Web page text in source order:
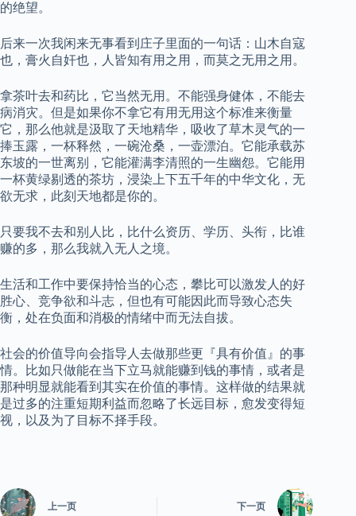
的绝望。
后来一次我闲来无事看到庄子里面的一句话：山木自寇
也，膏火自奸也，人皆知有用之用，而莫之无用之用。
拿茶叶去和药比，它当然无用。不能强身健体，不能去
病消灾。但是如果你不拿它有用无用这个标准来衡量
它，那么他就是汲取了天地精华，吸收了草木灵气的一
捧玉露，一杯释然，一碗沧桑，一壶漂泊。它能承载苏
东坡的一世离别，它能灌满李清照的一生幽怨。它能用
一杯黄绿剔透的茶坊，浸染上下五千年的中华文化，无
欲无求，此刻天地都是你的。
只要我不去和别人比，比什么资历、学历、头衔，比谁
赚的多，那么我就入无人之境。
生活和工作中要保持恰当的心态，攀比可以激发人的好
胜心、竞争欲和斗志，但也有可能因此而导致心态失
衡，处在负面和消极的情绪中而无法自拔。
社会的价值导向会指导人去做那些更『具有价值』的事
情。比如只做能在当下立马就能赚到钱的事情，或者是
那种明显就能看到其实在价值的事情。这样做的结果就
是过多的注重短期利益而忽略了长远目标，愈发变得短
视，以及为了目标不择手段。
上一页 下一页